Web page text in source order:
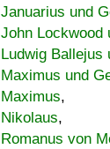
Januarius und
John Lockwood
Ludwig Ballejus
Maximus und
Maximus,
Nikolaus,
Romanus von